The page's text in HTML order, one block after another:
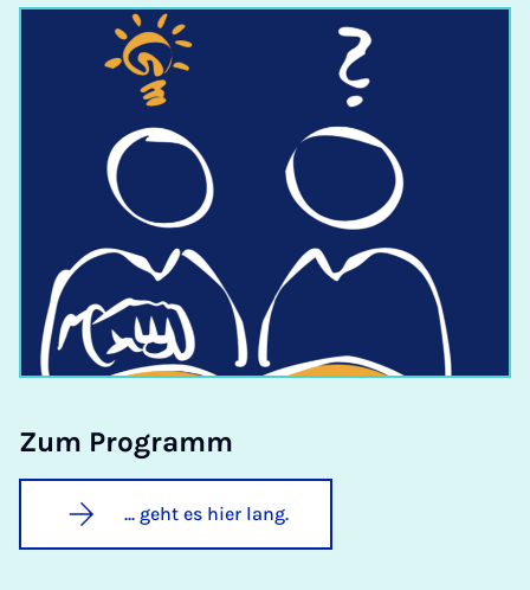
Zum Pro­gramm
... geht es hier lang.